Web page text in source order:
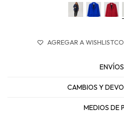
ENVÍOS
CAMBIOS Y
MEDIOS DE